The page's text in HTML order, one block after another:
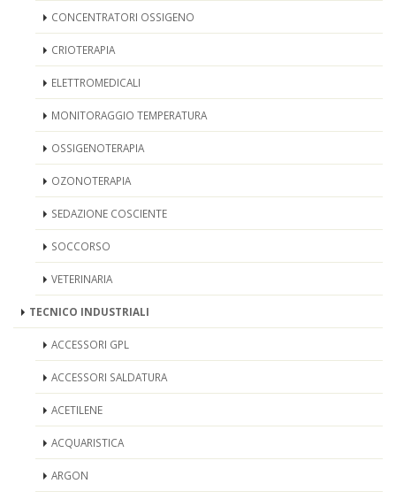
CONCENTRATORI OSSIGENO
CRIOTERAPIA
ELETTROMEDICALI
MONITORAGGIO TEMPERATURA
OSSIGENOTERAPIA
OZONOTERAPIA
SEDAZIONE COSCIENTE
SOCCORSO
VETERINARIA
TECNICO INDUSTRIALI
ACCESSORI GPL
ACCESSORI SALDATURA
ACETILENE
ACQUARISTICA
ARGON